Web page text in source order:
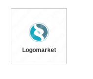
Logomarket